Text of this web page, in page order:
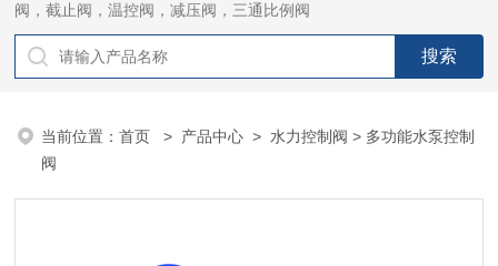
阀，截止阀，温控阀，减压阀，三通比例阀
当前位置：首页 > 产品中心 > 水力控制阀 > 多功能水泵控制
阀